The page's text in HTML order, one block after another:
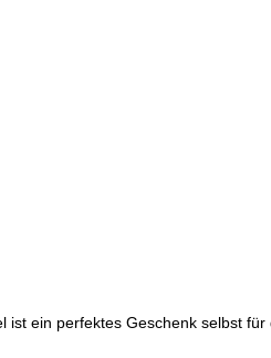
ein perfektes Geschenk selbst